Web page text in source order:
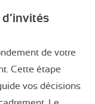
de votre
Cette étape
vos décisions